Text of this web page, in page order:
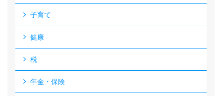
子育て
健康
税
年金・保険